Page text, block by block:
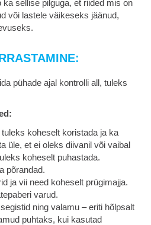
ka sellise pilguga, et riided mis on
või lastele väikeseks jäänud,
pühade ajal kontrolli all, tuleks
koheselt koristada ja ka
üle, et ei oleks diivanil või vaibal
koheselt puhastada.
põrandad.
ja vii need koheselt prügimajja.
varud.
ning valamu – eriti hõlpsalt
puhtaks, kui kasutad